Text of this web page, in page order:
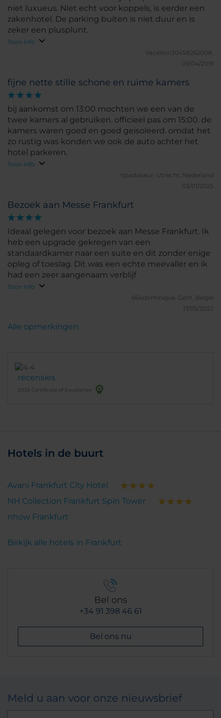
niet luxueus. Niet echt voor koppels, is eerder een
zakenhotel. De parking buiten is niet duur en is
zeker een plusplunt.
Toon info
Vacation30458262008.
09/04/2019
fijne nette stille schone en ruime kamers
bij aankomst om 13:00 mochten we een van de
twee kamers al gebruiken. officieel pas om 15:00. de
kamers waren goed en goed geisoleerd. omdat het
zo rustig was konden we ook de auto achter het
hotel parkeren.
Toon info
tipadviseur.
Utrecht, Nederland
03/01/2025
Bezoek aan Messe Frankfurt
Ideaal gelegen voor bezoek aan Messe Frankfurt. Ik
heb een upgrade gekregen van een
standaardkamer naar een suite en dit zonder enige
opleg of toeslag. Dit was een echte meevaller en ik
had een zeer aangenaam verblijf
Toon info
664dominique. Gent, België
17/05/2022
recensies
2025 Certificate of Excellence
Alle opmerkingen
Hotels in de buurt
Avani Frankfurt City Hotel
NH Collection Frankfurt Spin Tower
nhow Frankfurt
Bekijk alle hotels in Frankfurt
Bel ons
+34 91 398 46 61
Bel ons nu
Meld u aan voor onze nieuwsbrief